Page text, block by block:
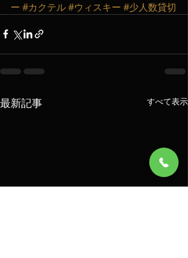
ー #カクテル#ウィスキー #少人数貸切
最新記事 すべて表示